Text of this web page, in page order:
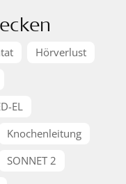
Hörverlust
EL
Knochenleitung
SONNET 2